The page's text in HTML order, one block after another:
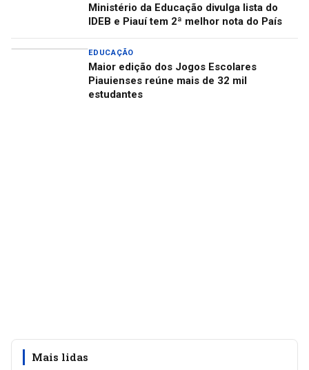
Ministério da Educação divulga lista do
IDEB e Piauí tem 2ª melhor nota do País
EDUCAÇÃO
Maior edição dos Jogos Escolares
Piauienses reúne mais de 32 mil
estudantes
Mais lidas